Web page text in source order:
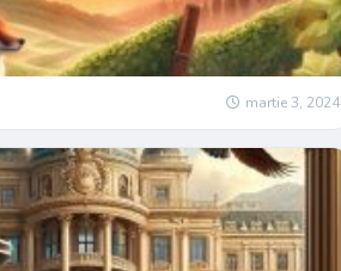
martie 3, 2024